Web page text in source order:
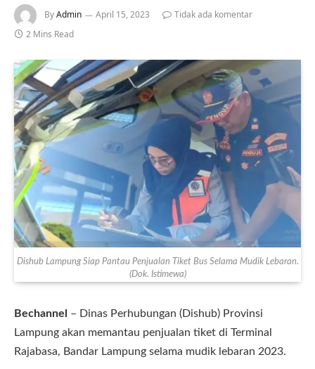
ByAdmin April 15, 2023
Tidak ada komentar
2 Mins Read
Dishub Lampung Siap Pantau Penjualan Tiket Bus Selama Mudik Lebaran.
(Dok. Istimewa)
Bechannel
– Dinas Perhubungan (Dishub) Provinsi
Lampung akan memantau penjualan tiket di Terminal
Rajabasa, Bandar Lampung selama mudik lebaran 2023.